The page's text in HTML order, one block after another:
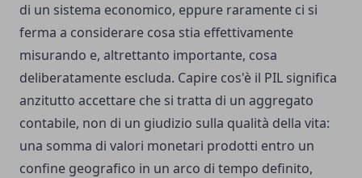
di un sistema economico, eppure raramente ci si
ferma a considerare cosa stia effettivamente
misurando e, altrettanto importante, cosa
deliberatamente escluda. Capire cos'è il PIL significa
anzitutto accettare che si tratta di un aggregato
contabile, non di un giudizio sulla qualità della vita:
una somma di valori monetari prodotti entro un
confine geografico in un arco di tempo definito,